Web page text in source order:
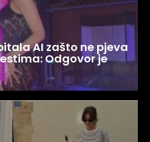
AI zašto ne pjeva
Odgovor je